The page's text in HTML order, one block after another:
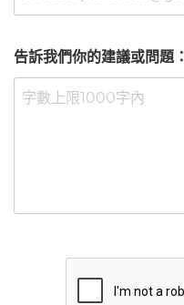
告訴我們你的建議或問題：